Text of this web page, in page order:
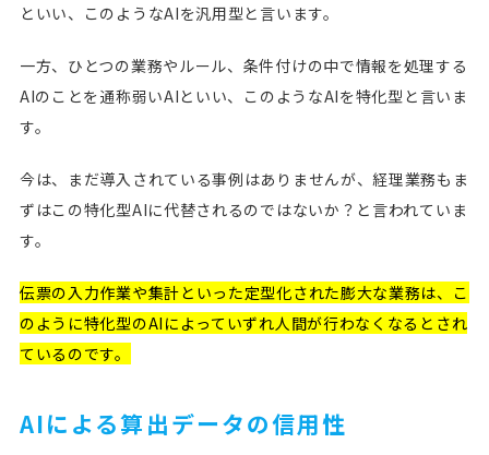
といい、このようなAIを汎用型と言います。
一方、ひとつの業務やルール、条件付けの中で情報を処理する
AIのことを通称弱いAIといい、このようなAIを特化型と言いま
す。
今は、まだ導入されている事例はありませんが、経理業務もま
ずはこの特化型AIに代替されるのではないか？と言われていま
す。
伝票の入力作業や集計といった定型化された膨大な業務は、こ
のように特化型のAIによっていずれ人間が行わなくなるとされ
ているのです。
AIによる算出データの信用性